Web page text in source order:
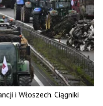
i Włoszech. Ciągniki